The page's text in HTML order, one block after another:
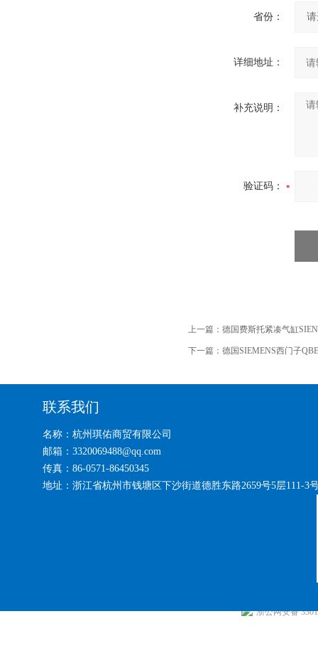
省份：
详细地址：
补充说明：
验证码：
上一篇： 德国费斯托紧凑气缸
下一篇： 德国SIEMENS西门子
联系我们
名称：杭州琪佑商贸有限公司
邮箱：3320069488@qq.com
传真：86-0571-86450345
地址：浙江省杭州市钱塘区下沙街道德胜东路2659号5层111-3
浙公网安备